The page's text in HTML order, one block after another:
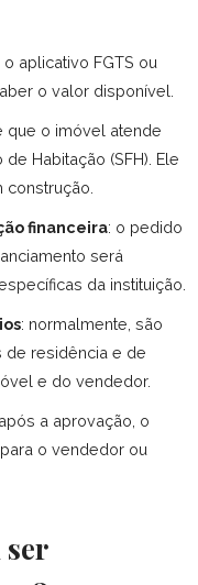
o aplicativo FGTS ou
o valor disponível.
que o imóvel atende
Habitação (SFH). Ele
financeira: o pedido
será
da instituição.
: normalmente, são
de residência e de
e do vendedor.
a aprovação, o
o vendedor ou